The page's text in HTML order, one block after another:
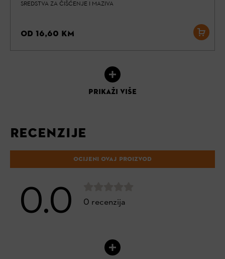
SREDSTVA ZA ČIŠĆENJE I MAZIVA
OD 16,60 KM
PRIKAŽI VIŠE
RECENZIJE
OCIJENI OVAJ PROIZVOD
0.0 0 recenzija